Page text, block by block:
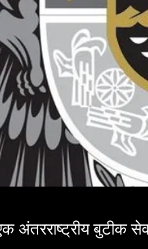
अंतरराष्ट्रीय बुटीक